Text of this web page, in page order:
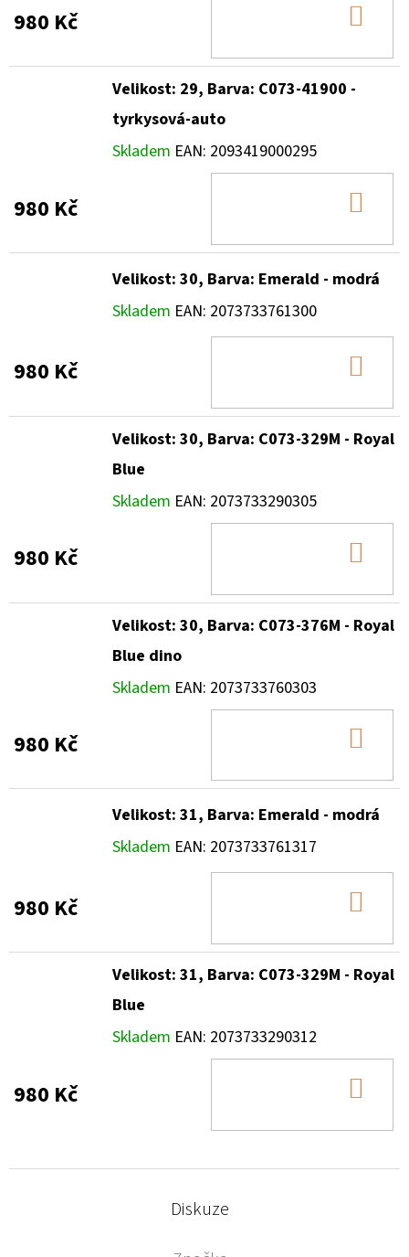
980 Kč
Velikost: 29, Barva: C073-41900 -
tyrkysová-auto
Skladem EAN: 2093419000295
980 Kč
Velikost: 30, Barva: Emerald - modrá
Skladem EAN: 2073733761300
980 Kč
Velikost: 30, Barva: C073-329M - Royal
Blue
Skladem EAN: 2073733290305
980 Kč
Velikost: 30, Barva: C073-376M - Royal
Blue dino
Skladem EAN: 2073733760303
980 Kč
Velikost: 31, Barva: Emerald - modrá
Skladem EAN: 2073733761317
980 Kč
Velikost: 31, Barva: C073-329M - Royal
Blue
Skladem EAN: 2073733290312
980 Kč
Diskuze